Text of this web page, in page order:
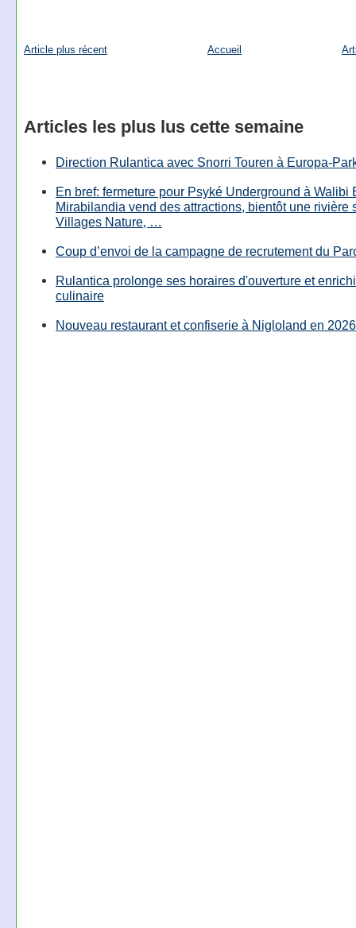
Article plus récent Accueil
Articles les plus lus cette semaine
Direction Rulantica avec Snorri Touren à Europa-
En bref: fermeture pour Psyké Underground à Walibi
Mirabilandia vend des attractions, bientôt une rivière
Villages Nature, …
Coup d’envoi de la campagne de recrutement du
Rulantica prolonge ses horaires d'ouverture et
culinaire
Nouveau restaurant et confiserie à Nigloland en 2026